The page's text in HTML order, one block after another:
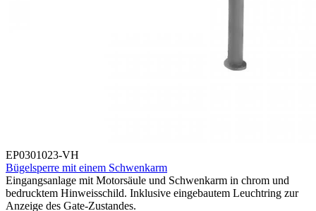
EP0301023-VH
Bügelsperre mit einem Schwenkarm
Eingangsanlage mit Motorsäule und Schwenkarm in chrom und
bedrucktem Hinweisschild. Inklusive eingebautem Leuchtring zur
Anzeige des Gate-Zustandes.